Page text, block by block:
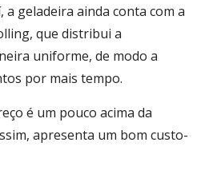
geladeira ainda conta com a
que distribui a
uniforme, de modo a
por mais tempo.
é um pouco acima da
apresenta um bom custo-